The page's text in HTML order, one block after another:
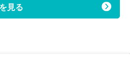
見る